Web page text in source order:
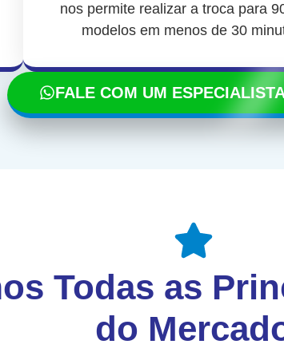
nos permite realizar a troca para
modelos em menos de 30
FALE COM UM
Todas as
do